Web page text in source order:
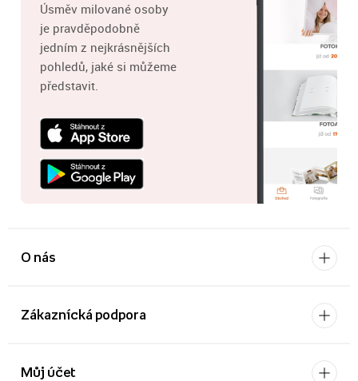
Úsměv milované osoby
je pravděpodobně
jedním z nejkrásnějších
pohledů, jaké si můžeme
představit.
O nás
Zákaznícká podpora
Můj účet